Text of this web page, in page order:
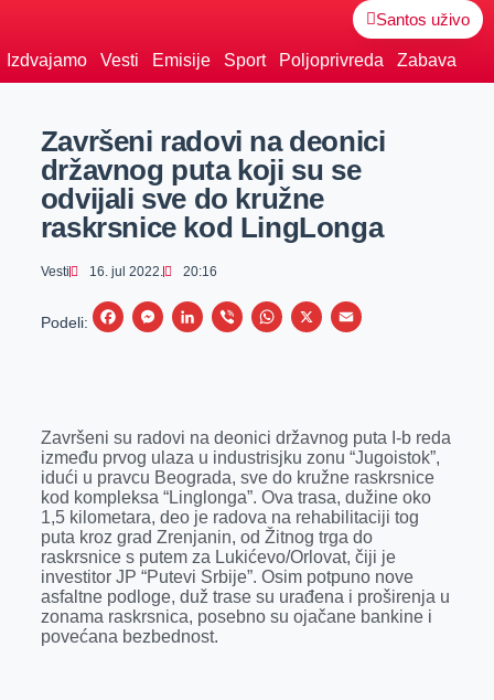
Santos uživo
Izdvajamo Vesti Emisije Sport Poljoprivreda Zabava
Završeni radovi na deonici
državnog puta koji su se
odvijali sve do kružne
raskrsnice kod LingLonga
Vesti 16. jul 2022. 20:16
Podeli:
F
b
o
o
k
M
e
n
g
e
r
L
e
d
I
n
V
r
W
s
A
p
p
X
E
l
Završeni su radovi na deonici državnog puta I-b reda
između prvog ulaza u industrisjku zonu “Jugoistok”,
idući u pravcu Beograda, sve do kružne raskrsnice
kod kompleksa “Linglonga”. Ova trasa, dužine oko
1,5 kilometara, deo je radova na rehabilitaciji tog
puta kroz grad Zrenjanin, od Žitnog trga do
raskrsnice s putem za Lukićevo/Orlovat, čiji je
investitor JP “Putevi Srbije”. Osim potpuno nove
asfaltne podloge, duž trase su urađena i proširenja u
zonama raskrsnica, posebno su ojačane bankine i
povećana bezbednost.